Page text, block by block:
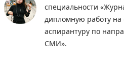
специальности
дипломную работу на
аспирантуру по
СМИ».